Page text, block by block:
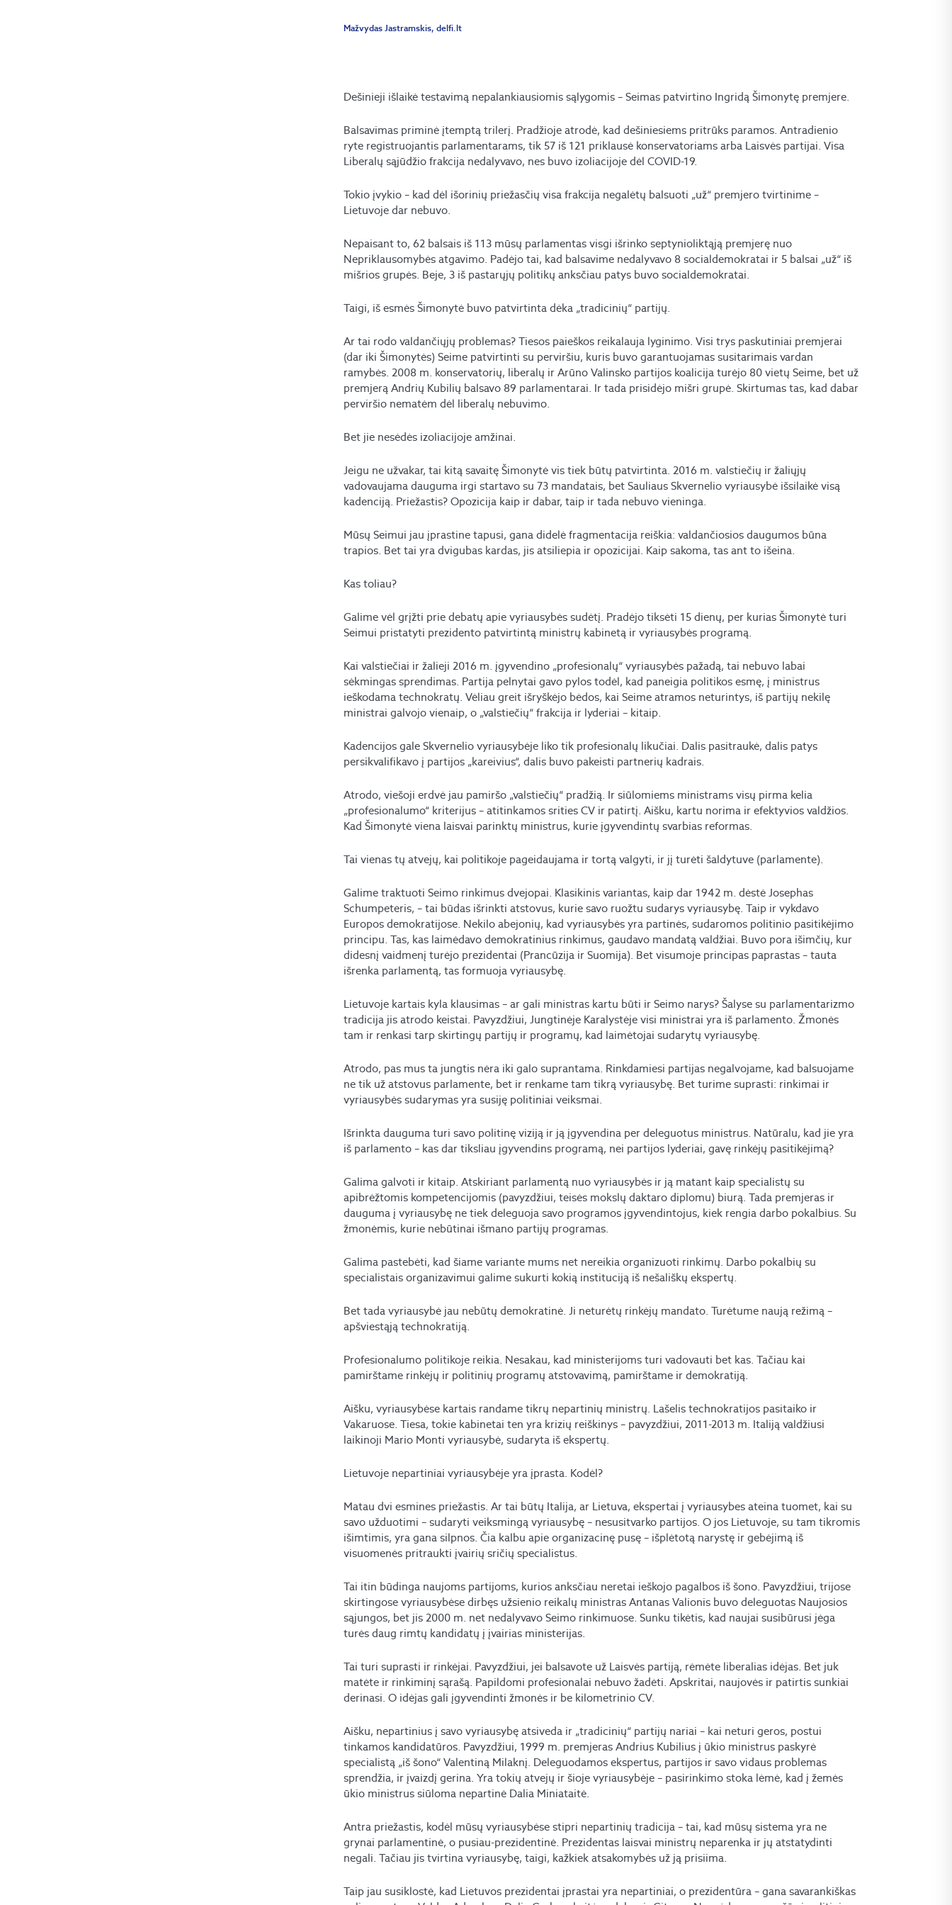
Mažvydas Jastramskis, delfi.lt
Dešinieji išlaikė testavimą nepalankiausiomis sąlygomis – Seimas patvirtino Ingridą Šimonytę premjere.
Balsavimas priminė įtemptą trilerį. Pradžioje atrodė, kad dešiniesiems pritrūks paramos. Antradienio
ryte registruojantis parlamentarams, tik 57 iš 121 priklausė konservatoriams arba Laisvės partijai. Visa
Liberalų sąjūdžio frakcija nedalyvavo, nes buvo izoliacijoje dėl COVID-19.
Tokio įvykio – kad dėl išorinių priežasčių visa frakcija negalėtų balsuoti „už“ premjero tvirtinime –
Lietuvoje dar nebuvo.
Nepaisant to, 62 balsais iš 113 mūsų parlamentas visgi išrinko septynioliktąją premjerę nuo
Nepriklausomybės atgavimo. Padėjo tai, kad balsavime nedalyvavo 8 socialdemokratai ir 5 balsai „už“ iš
mišrios grupės. Beje, 3 iš pastarųjų politikų anksčiau patys buvo socialdemokratai.
Taigi, iš esmės Šimonytė buvo patvirtinta dėka „tradicinių“ partijų.
Ar tai rodo valdančiųjų problemas? Tiesos paieškos reikalauja lyginimo. Visi trys paskutiniai premjerai
(dar iki Šimonytės) Seime patvirtinti su perviršiu, kuris buvo garantuojamas susitarimais vardan
ramybės. 2008 m. konservatorių, liberalų ir Arūno Valinsko partijos koalicija turėjo 80 vietų Seime, bet už
premjerą Andrių Kubilių balsavo 89 parlamentarai. Ir tada prisidėjo mišri grupė. Skirtumas tas, kad dabar
perviršio nematėm dėl liberalų nebuvimo.
Bet jie nesėdės izoliacijoje amžinai.
Jeigu ne užvakar, tai kitą savaitę Šimonytė vis tiek būtų patvirtinta. 2016 m. valstiečių ir žaliųjų
vadovaujama dauguma irgi startavo su 73 mandatais, bet Sauliaus Skvernelio vyriausybė išsilaikė visą
kadenciją. Priežastis? Opozicija kaip ir dabar, taip ir tada nebuvo vieninga.
Mūsų Seimui jau įprastine tapusi, gana didelė fragmentacija reiškia: valdančiosios daugumos būna
trapios. Bet tai yra dvigubas kardas, jis atsiliepia ir opozicijai. Kaip sakoma, tas ant to išeina.
Kas toliau?
Galime vėl grįžti prie debatų apie vyriausybės sudėtį. Pradėjo tiksėti 15 dienų, per kurias Šimonytė turi
Seimui pristatyti prezidento patvirtintą ministrų kabinetą ir vyriausybės programą.
Kai valstiečiai ir žalieji 2016 m. įgyvendino „profesionalų“ vyriausybės pažadą, tai nebuvo labai
sėkmingas sprendimas. Partija pelnytai gavo pylos todėl, kad paneigia politikos esmę, į ministrus
ieškodama technokratų. Vėliau greit išryškėjo bėdos, kai Seime atramos neturintys, iš partijų nekilę
ministrai galvojo vienaip, o „valstiečių“ frakcija ir lyderiai – kitaip.
Kadencijos gale Skvernelio vyriausybėje liko tik profesionalų likučiai. Dalis pasitraukė, dalis patys
persikvalifikavo į partijos „kareivius“, dalis buvo pakeisti partnerių kadrais.
Atrodo, viešoji erdvė jau pamiršo „valstiečių“ pradžią. Ir siūlomiems ministrams visų pirma kelia
„profesionalumo“ kriterijus – atitinkamos srities CV ir patirtį. Aišku, kartu norima ir efektyvios valdžios.
Kad Šimonytė viena laisvai parinktų ministrus, kurie įgyvendintų svarbias reformas.
Tai vienas tų atvejų, kai politikoje pageidaujama ir tortą valgyti, ir jį turėti šaldytuve (parlamente).
Galime traktuoti Seimo rinkimus dvejopai. Klasikinis variantas, kaip dar 1942 m. dėstė Josephas
Schumpeteris, – tai būdas išrinkti atstovus, kurie savo ruožtu sudarys vyriausybę. Taip ir vykdavo
Europos demokratijose. Nekilo abejonių, kad vyriausybės yra partinės, sudaromos politinio pasitikėjimo
principu. Tas, kas laimėdavo demokratinius rinkimus, gaudavo mandatą valdžiai. Buvo pora išimčių, kur
didesnį vaidmenį turėjo prezidentai (Prancūzija ir Suomija). Bet visumoje principas paprastas – tauta
išrenka parlamentą, tas formuoja vyriausybę.
Lietuvoje kartais kyla klausimas – ar gali ministras kartu būti ir Seimo narys? Šalyse su parlamentarizmo
tradicija jis atrodo keistai. Pavyzdžiui, Jungtinėje Karalystėje visi ministrai yra iš parlamento. Žmonės
tam ir renkasi tarp skirtingų partijų ir programų, kad laimėtojai sudarytų vyriausybę.
Atrodo, pas mus ta jungtis nėra iki galo suprantama. Rinkdamiesi partijas negalvojame, kad balsuojame
ne tik už atstovus parlamente, bet ir renkame tam tikrą vyriausybę. Bet turime suprasti: rinkimai ir
vyriausybės sudarymas yra susiję politiniai veiksmai.
Išrinkta dauguma turi savo politinę viziją ir ją įgyvendina per deleguotus ministrus. Natūralu, kad jie yra
iš parlamento – kas dar tiksliau įgyvendins programą, nei partijos lyderiai, gavę rinkėjų pasitikėjimą?
Galima galvoti ir kitaip. Atskiriant parlamentą nuo vyriausybės ir ją matant kaip specialistų su
apibrėžtomis kompetencijomis (pavyzdžiui, teisės mokslų daktaro diplomu) biurą. Tada premjeras ir
dauguma į vyriausybę ne tiek deleguoja savo programos įgyvendintojus, kiek rengia darbo pokalbius. Su
žmonėmis, kurie nebūtinai išmano partijų programas.
Galima pastebėti, kad šiame variante mums net nereikia organizuoti rinkimų. Darbo pokalbių su
specialistais organizavimui galime sukurti kokią instituciją iš nešališkų ekspertų.
Bet tada vyriausybė jau nebūtų demokratinė. Ji neturėtų rinkėjų mandato. Turėtume naują režimą –
apšviestąją technokratiją.
Profesionalumo politikoje reikia. Nesakau, kad ministerijoms turi vadovauti bet kas. Tačiau kai
pamirštame rinkėjų ir politinių programų atstovavimą, pamirštame ir demokratiją.
Aišku, vyriausybėse kartais randame tikrų nepartinių ministrų. Lašelis technokratijos pasitaiko ir
Vakaruose. Tiesa, tokie kabinetai ten yra krizių reiškinys – pavyzdžiui, 2011-2013 m. Italiją valdžiusi
laikinoji Mario Monti vyriausybė, sudaryta iš ekspertų.
Lietuvoje nepartiniai vyriausybėje yra įprasta. Kodėl?
Matau dvi esmines priežastis. Ar tai būtų Italija, ar Lietuva, ekspertai į vyriausybes ateina tuomet, kai su
savo užduotimi – sudaryti veiksmingą vyriausybę – nesusitvarko partijos. O jos Lietuvoje, su tam tikromis
išimtimis, yra gana silpnos. Čia kalbu apie organizacinę pusę – išplėtotą narystę ir gebėjimą iš
visuomenės pritraukti įvairių sričių specialistus.
Tai itin būdinga naujoms partijoms, kurios anksčiau neretai ieškojo pagalbos iš šono. Pavyzdžiui, trijose
skirtingose vyriausybėse dirbęs užsienio reikalų ministras Antanas Valionis buvo deleguotas Naujosios
sąjungos, bet jis 2000 m. net nedalyvavo Seimo rinkimuose. Sunku tikėtis, kad naujai susibūrusi jėga
turės daug rimtų kandidatų į įvairias ministerijas.
Tai turi suprasti ir rinkėjai. Pavyzdžiui, jei balsavote už Laisvės partiją, rėmėte liberalias idėjas. Bet juk
matėte ir rinkiminį sąrašą. Papildomi profesionalai nebuvo žadėti. Apskritai, naujovės ir patirtis sunkiai
derinasi. O idėjas gali įgyvendinti žmonės ir be kilometrinio CV.
Aišku, nepartinius į savo vyriausybę atsiveda ir „tradicinių“ partijų nariai – kai neturi geros, postui
tinkamos kandidatūros. Pavyzdžiui, 1999 m. premjeras Andrius Kubilius į ūkio ministrus paskyrė
specialistą „iš šono“ Valentiną Milaknį. Deleguodamos ekspertus, partijos ir savo vidaus problemas
sprendžia, ir įvaizdį gerina. Yra tokių atvejų ir šioje vyriausybėje – pasirinkimo stoka lėmė, kad į žemės
ūkio ministrus siūloma nepartinė Dalia Miniataitė.
Antra priežastis, kodėl mūsų vyriausybėse stipri nepartinių tradicija – tai, kad mūsų sistema yra ne
grynai parlamentinė, o pusiau-prezidentinė. Prezidentas laisvai ministrų neparenka ir jų atstatydinti
negali. Tačiau jis tvirtina vyriausybę, taigi, kažkiek atsakomybės už ją prisiima.
Taip jau susiklostė, kad Lietuvos prezidentai įprastai yra nepartiniai, o prezidentūra – gana savarankiškas